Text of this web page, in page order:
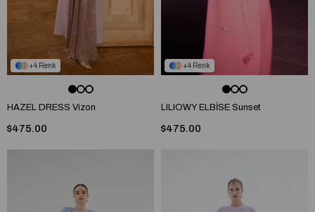
4
HAZEL DRESS Vizon
$475.00
4
LILIOWY ELBİSE Sunset
$475.00